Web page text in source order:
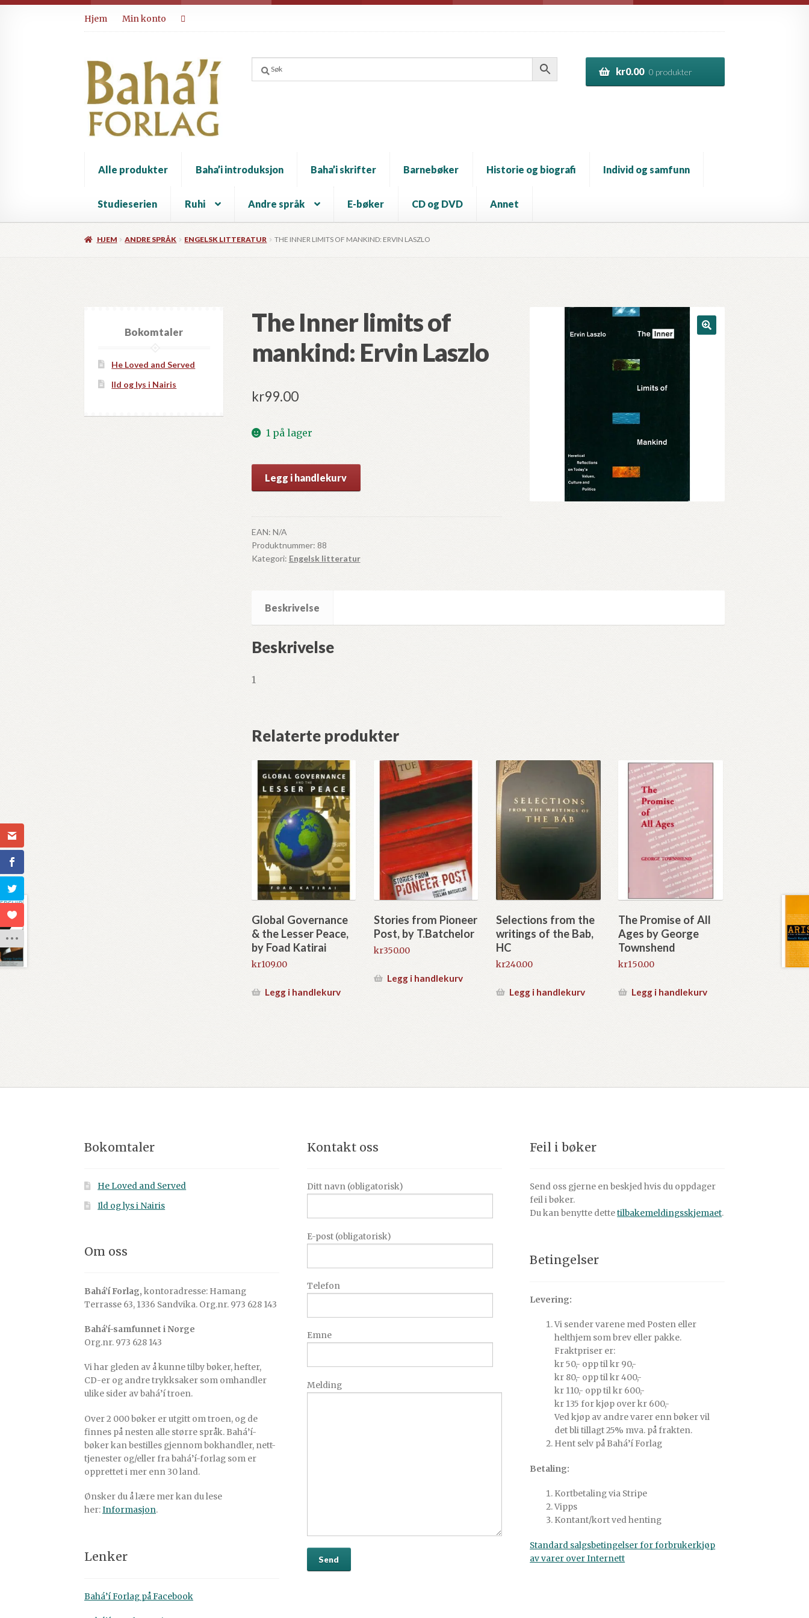
Hopp
til
Hopp
til
Hjem Min konto
kr0.00 0 produkter
Alle produkter Baha’i introduksjon Baha’i skrifter Barnebøker Historie og biografi Individ og samfunn
Studieserien Ruhi Andre språk E-bøker CD og DVD Annet
HJEM ANDRE SPRÅK ENGELSK LITTERATUR THE INNER LIMITS OF MANKIND: ERVIN LASZLO
The Inner limits of
mankind: Ervin Laszlo
kr99.00
1 på lager
Inner
of
mankind:
Ervin
Laszlo
Legg i handlekurv
EAN: N/A
Produktnummer: 88
Kategori: Engelsk litteratur
Beskrivelse
Beskrivelse
1
Relaterte produkter
Global Governance
& the Lesser Peace,
by Foad Katirai
kr109.00
Legg i handlekurv
Stories from Pioneer
Post, by T.Batchelor
kr350.00
Legg i handlekurv
Selections from the
writings of the Bab,
HC
kr240.00
Legg i handlekurv
The Promise of All
Ages by George
Townshend
kr150.00
Legg i handlekurv
Bokomtaler
He Loved and Served
Ild og lys i Nairis
Bokomtaler
He Loved and Served
Ild og lys i Nairis
Om oss
Bahá’í Forlag, kontoradresse: Hamang
Terrasse 63, 1336 Sandvika. Org.nr. 973 628 143
Bahá’í-samfunnet i Norge
Org.nr. 973 628 143
Vi har gleden av å kunne tilby bøker, hefter,
CD-er og andre trykksaker som omhandler
ulike sider av bahá’í troen.
Over 2 000 bøker er utgitt om troen, og de
finnes på nesten alle større språk. Bahá’í-
bøker kan bestilles gjennom bokhandler, nett-
tjenester og/eller fra bahá’í-forlag som er
opprettet i mer enn 30 land.
Ønsker du å lære mer kan du lese
her:Informasjon.
Lenker
Bahá’í Forlag på Facebook
Kontakt oss
Ditt navn (obligatorisk)
E-post (obligatorisk)
Telefon
Emne
Melding
Feil i bøker
Send oss gjerne en beskjed hvis du oppdager
feil i bøker.
Du kan benytte dettetilbakemeldingsskjemaet.
Betingelser
Levering:
Vi sender varene med Posten eller
helthjem som brev eller pakke.
Fraktpriser er:
kr 50,- opp til kr 90,-
kr 80,- opp til kr 400,-
kr 110,- opp til kr 600,-
kr 135 for kjøp over kr 600,-
Ved kjøp av andre varer enn bøker vil
det bli tillagt 25% mva. på frakten.
Hent selv på Bahá’í Forlag
Betaling:
Kortbetaling via Stripe
Vipps
Kontant/kort ved henting
Standard salgsbetingelser for forbrukerkjøp
av varer over Internett